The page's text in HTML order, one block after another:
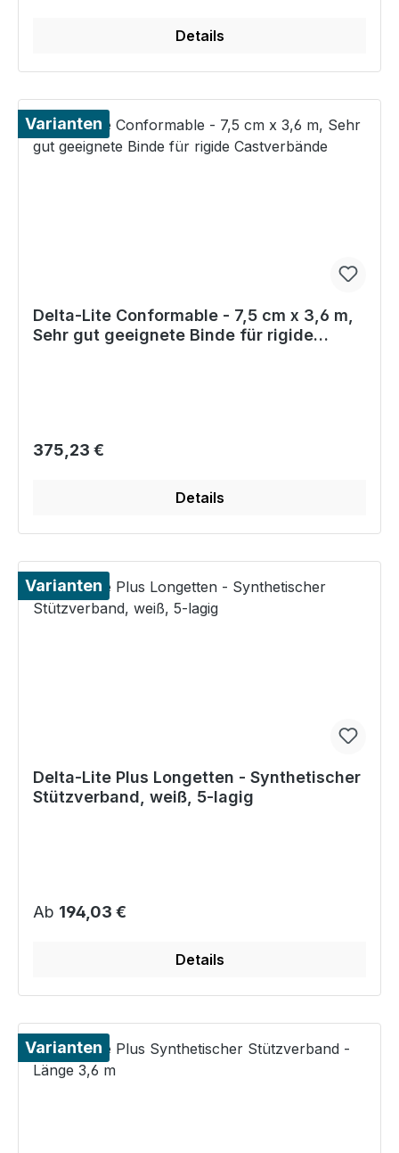
Details
Varianten
Delta-Lite Conformable - 7,5 cm x 3,6 m,
Sehr gut geeignete Binde für rigide
Regulärer Preis:
375,23 €
Details
Varianten
Delta-Lite Plus Longetten - Synthetischer
Stützverband, weiß, 5-lagig
Regulärer Preis:
Ab 194,03 €
Details
Varianten